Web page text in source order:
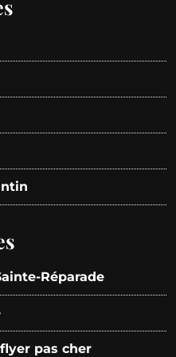
Réparade
pas cher